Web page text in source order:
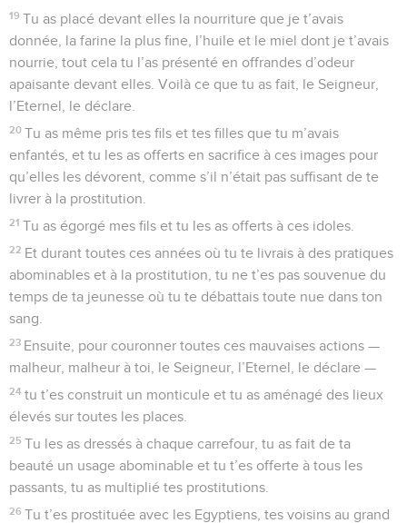
19 Tu as placé devant elles la nourriture que je t’avais
donnée, la farine la plus fine, l’huile et le miel dont je t’avais
nourrie, tout cela tu l’as présenté en offrandes d’odeur
apaisante devant elles. Voilà ce que tu as fait, le Seigneur,
l’Eternel, le déclare.
20 Tu as même pris tes fils et tes filles que tu m’avais
enfantés, et tu les as offerts en sacrifice à ces images pour
qu’elles les dévorent, comme s’il n’était pas suffisant de te
livrer à la prostitution.
21 Tu as égorgé mes fils et tu les as offerts à ces idoles.
22 Et durant toutes ces années où tu te livrais à des pratiques
abominables et à la prostitution, tu ne t’es pas souvenue du
temps de ta jeunesse où tu te débattais toute nue dans ton
sang.
23 Ensuite, pour couronner toutes ces mauvaises actions —
malheur, malheur à toi, le Seigneur, l’Eternel, le déclare —
24 tu t’es construit un monticule et tu as aménagé des lieux
élevés sur toutes les places.
25 Tu les as dressés à chaque carrefour, tu as fait de ta
beauté un usage abominable et tu t’es offerte à tous les
passants, tu as multiplié tes prostitutions.
26 Tu t’es prostituée avec les Egyptiens, tes voisins au grand